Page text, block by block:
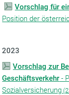
Vorschlag für
Position der
2023
Vorschlag zur
Geschäftsverkehr -
Sozialversicherung (